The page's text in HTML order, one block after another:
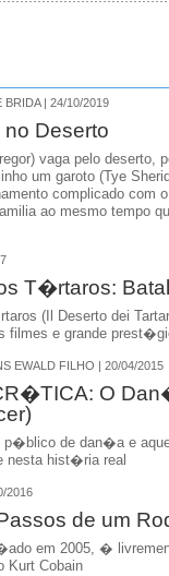
BRIDA | 24/10/2019
Deserto
vaga pelo deserto,
um garoto (Tye
complicado com
ao mesmo tempo
T�rtaros:
(Il Deserto dei
filmes e grande
EWALD FILHO | 20/04/2015
O
de dan�a e
nesta hist�ria real
2016
de um
em 2005, �
Kurt Cobain